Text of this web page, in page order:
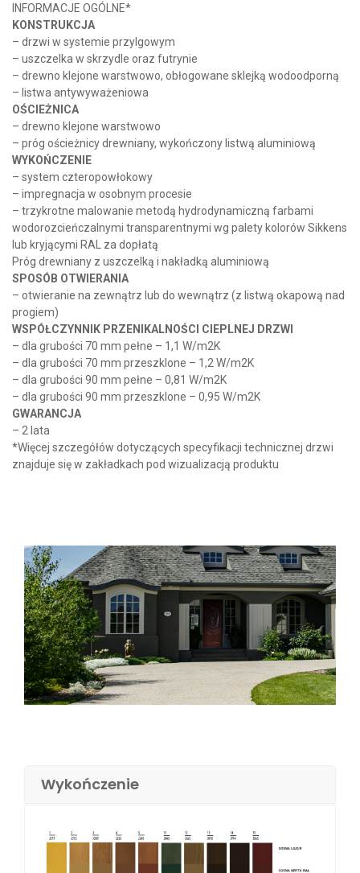
INFORMACJE OGÓLNE*
KONSTRUKCJA
– drzwi w systemie przylgowym
– uszczelka w skrzydle oraz futrynie
– drewno klejone warstwowo, obłogowane sklejką wodoodporną
– listwa antywyważeniowa
OŚCIEŻNICA
– drewno klejone warstwowo
– próg ościeżnicy drewniany, wykończony listwą aluminiową
WYKOŃCZENIE
– system czteropowłokowy
– impregnacja w osobnym procesie
– trzykrotne malowanie metodą hydrodynamiczną farbami
wodorozcieńczalnymi transparentnymi wg palety kolorów Sikkens
lub kryjącymi RAL za dopłatą
Próg drewniany z uszczelką i nakładką aluminiową
SPOSÓB OTWIERANIA
– otwieranie na zewnątrz lub do wewnątrz (z listwą okapową nad
progiem)
WSPÓŁCZYNNIK PRZENIKALNOŚCI CIEPLNEJ DRZWI
– dla grubości 70 mm pełne – 1,1 W/m2K
– dla grubości 70 mm przeszklone – 1,2 W/m2K
– dla grubości 90 mm pełne – 0,81 W/m2K
– dla grubości 90 mm przeszklone – 0,95 W/m2K
GWARANCJA
– 2 lata
*Więcej szczegółów dotyczących specyfikacji technicznej drzwi
znajduje się w zakładkach pod wizualizacją produktu
Wykończenie